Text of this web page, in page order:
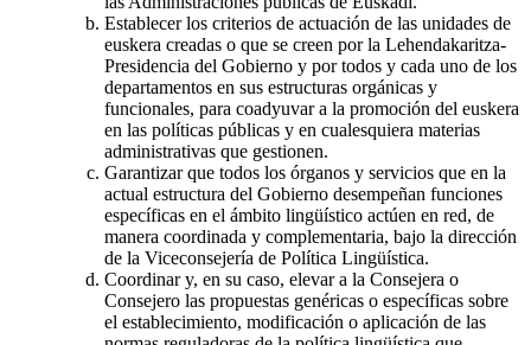
Establecer los criterios de actuación de las unidades de
euskera creadas o que se creen por la Lehendakaritza-
Presidencia del Gobierno y por todos y cada uno de los
departamentos en sus estructuras orgánicas y
funcionales, para coadyuvar a la promoción del euskera
en las políticas públicas y en cualesquiera materias
administrativas que gestionen.
Garantizar que todos los órganos y servicios que en la
actual estructura del Gobierno desempeñan funciones
específicas en el ámbito lingüístico actúen en red, de
manera coordinada y complementaria, bajo la dirección
de la Viceconsejería de Política Lingüística.
Coordinar y, en su caso, elevar a la Consejera o
Consejero las propuestas genéricas o específicas sobre
el establecimiento, modificación o aplicación de las